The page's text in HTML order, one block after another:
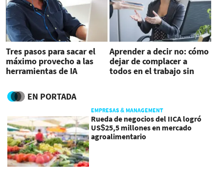
Tres pasos para sacar el
máximo provecho a las
herramientas de IA
Aprender a decir no: cómo
dejar de complacer a
todos en el trabajo sin
EN PORTADA
EMPRESAS & MANAGEMENT
Rueda de negocios del IICA logró
US$25,5 millones en mercado
agroalimentario